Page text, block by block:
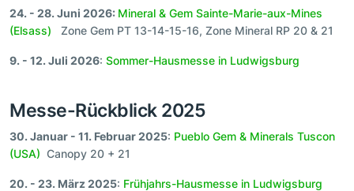
24. - 28. Juni 2026: Mineral & Gem Sainte-Marie-aux-Mines
(Elsass) Zone Gem PT 13-14-15-16, Zone Mineral RP 20 & 21
9. - 12. Juli 2026: Sommer-Hausmesse in Ludwigsburg
Messe-Rückblick 2025
30. Januar - 11. Februar 2025: Pueblo Gem & Minerals Tuscon
(USA) Canopy 20 + 21
20. - 23. März 2025: Frühjahrs-Hausmesse in Ludwigsburg